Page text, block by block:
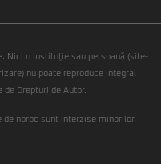
Nici o instituţie sau persoană (site-
nu poate reproduce integral
Drepturi de Autor.
de noroc sunt interzise minorilor.